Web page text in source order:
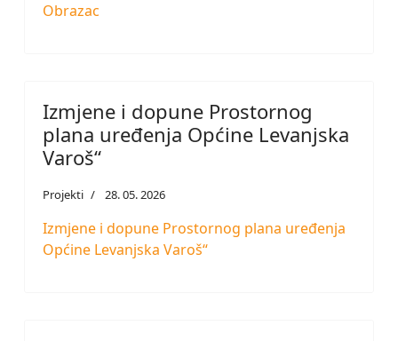
Obrazac
Izmjene i dopune Prostornog
plana uređenja Općine Levanjska
Varoš“
Projekti 28. 05. 2026
Izmjene i dopune Prostornog plana uređenja
Općine Levanjska Varoš“